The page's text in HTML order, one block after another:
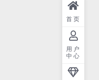
首页
用户
中心